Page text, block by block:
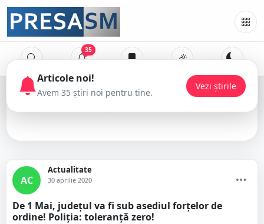
35
1 Mai
AC
Actualitate
30 aprilie 2020
De 1 Mai, județul va fi sub asediul forțelor de
ordine! Poliția: toleranță zero!
Articole noi!
Avem 35 știri noi pentru tine.
Vezi știrile